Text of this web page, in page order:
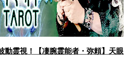
動霊視！【凄腕霊能者・弥頼】天眼